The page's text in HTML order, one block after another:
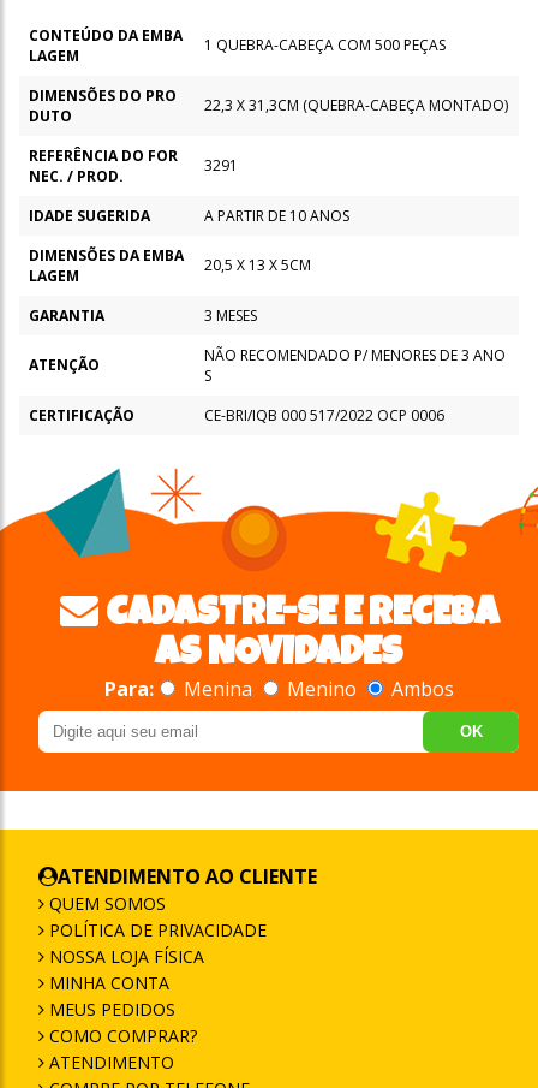
CONTEÚDO DA EMBA
LAGEM
1 QUEBRA-CABEÇA COM 500 PEÇAS
DIMENSÕES DO PRO
DUTO
22,3 X 31,3CM (QUEBRA-CABEÇA MONTADO)
REFERÊNCIA DO FOR
NEC. / PROD.
3291
IDADE SUGERIDA
A PARTIR DE 10 ANOS
DIMENSÕES DA EMBA
LAGEM
20,5 X 13 X 5CM
GARANTIA 3 MESES
ATENÇÃO
NÃO RECOMENDADO P/ MENORES DE 3 ANO
S
CERTIFICAÇÃO
CE-BRI/IQB 000 517/2022 OCP 0006
CADASTRE-SE E RECEBA
AS NOVIDADES
Para: Menina Menino Ambos
OK
ATENDIMENTO AO CLIENTE
QUEM SOMOS
POLÍTICA DE PRIVACIDADE
NOSSA LOJA FÍSICA
MINHA CONTA
MEUS PEDIDOS
COMO COMPRAR?
ATENDIMENTO